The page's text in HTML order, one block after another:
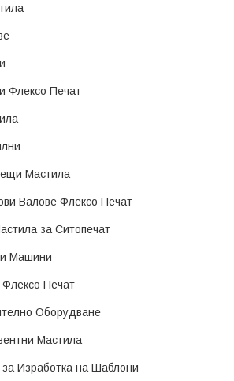
Флексо Печат
Мастила
Валове Флексо Печат
за Ситопечат
Машини
Флексо Печат
Оборудване
Мастила
Изработка на Шаблони